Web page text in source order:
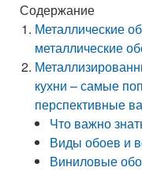
Содержание
Металлические
металлические
кухни – самые
перспективные
Что важно
Виды обоев и
Виниловые